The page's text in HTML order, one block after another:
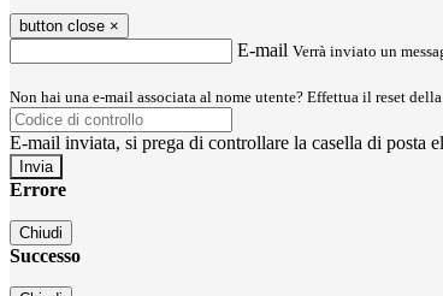
button close ×
E-mail Verrà inviato un
Non hai una e-mail associata al nome utente? Effettua il reset
E-mail inviata, si prega di controllare la casella di posta
Errore
Chiudi
Successo